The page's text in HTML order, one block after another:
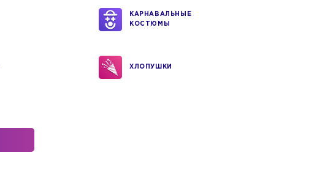
КАРНАВАЛЬНЫЕ
КОСТЮМЫ
ХЛОПУШКИ